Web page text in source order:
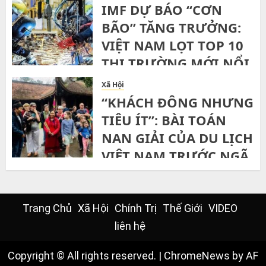
IMF DỰ BÁO “CƠN
BÃO” TĂNG TRƯỞNG:
VIỆT NAM LỌT TOP 10
THỊ TRƯỜNG MỚI NỔI
NHANH NHẤT THẾ
GIỚI ĐẾN 2029
TUESDAY, 21ST JULY, 2026
Xã Hội
“KHÁCH ĐÔNG NHƯNG
TIÊU ÍT”: BÀI TOÁN
NAN GIẢI CỦA DU LỊCH
VIỆT NAM TRƯỚC NGÃ
RẼ BỀN VỮNG
Trang Chủ Xã Hội Chính Trị Thế Giới VIDEO
liên hệ
Copyright © All rights reserved. | ChromeNews by AF